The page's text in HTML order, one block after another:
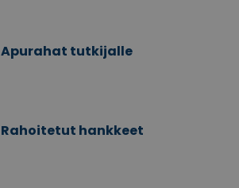
Apurahat tutkijalle
Rahoitetut hankkeet